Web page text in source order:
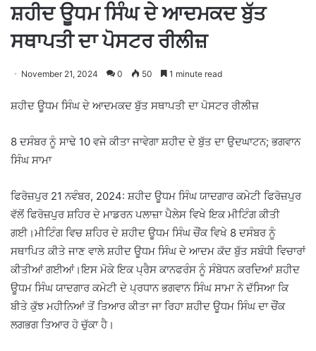
ਸ਼ਹੀਦ ਊਧਮ ਸਿੰਘ ਦੇ ਆਦਮਕਦ ਬੁੱਤ
ਸਥਾਪਤੀ ਦਾ ਪੋਸਟਰ ਰੀਲੀਜ਼
November 21, 2024 0 50 1 minute read
ਸ਼ਹੀਦ ਊਧਮ ਸਿੰਘ ਦੇ ਆਦਮਕਦ ਬੁੱਤ ਸਥਾਪਤੀ ਦਾ ਪੋਸਟਰ ਰੀਲੀਜ਼
8 ਦਸੰਬਰ ਨੂੰ ਸਾਢੇ 10 ਵਜੇ ਕੀਤਾ ਜਾਵੇਗਾ ਸ਼ਹੀਦ ਦੇ ਬੁੱਤ ਦਾ ਉਦਘਾਟਨ; ਭਗਵਾਨ
ਸਿੰਘ ਸਾਮਾ
ਫਿਰੋਜ਼ਪੁਰ 21 ਨਵੰਬਰ, 2024: ਸ਼ਹੀਦ ਊਧਮ ਸਿੰਘ ਯਾਦਗਾਰ ਕਮੇਟੀ ਫਿਰੋਜ਼ਪੁਰ
ਵੱਲੋਂ ਫਿਰੋਜ਼ਪੁਰ ਸ਼ਹਿਰ ਦੇ ਮਾਡਰਨ ਪਲਾਜ਼ਾ ਪੈਲੇਸ ਵਿਖੇ ਇਕ ਮੀਟਿੰਗ ਕੀਤੀ
ਗਈ।ਮੀਟਿੰਗ ਵਿਚ ਸ਼ਹਿਰ ਦੇ ਸ਼ਹੀਦ ਊਧਮ ਸਿੰਘ ਚੌਂਕ ਵਿਖੇ 8 ਦਸੰਬਰ ਨੂੰ
ਸਥਾਪਿਤ ਕੀਤੇ ਜਾਣ ਵਾਲੇ ਸ਼ਹੀਦ ਊਧਮ ਸਿੰਘ ਦੇ ਆਦਮ ਕੱਦ ਬੁੱਤ ਸਬੰਧੀ ਵਿਚਾਰਾਂ
ਕੀਤੀਆਂ ਗਈਆਂ।ਇਸ ਮੋਕੇ ਇਕ ਪ੍ਰੈਸ ਕਾਨਫਰੰਸ ਨੂੰ ਸੰਬੋਧਨ ਕਰਦਿਆਂ ਸ਼ਹੀਦ
ਊਧਮ ਸਿੰਘ ਯਾਦਗਾਰ ਕਮੇਟੀ ਦੇ ਪ੍ਰਧਾਨ ਭਗਵਾਨ ਸਿੰਘ ਸਾਮਾ ਨੇ ਦੱਸਿਆ ਕਿ
ਬੀਤੇ ਕੁੱਝ ਮਹੀਨਿਆਂ ਤੋਂ ਤਿਆਰ ਕੀਤਾ ਜਾ ਰਿਹਾ ਸ਼ਹੀਦ ਊਧਮ ਸਿੰਘ ਦਾ ਚੌਂਕ
ਲਗਭਗ ਤਿਆਰ ਹੋ ਚੁੱਕਾ ਹੈ।